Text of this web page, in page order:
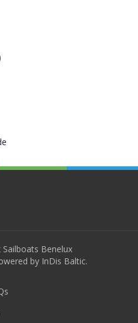
Benelux
by InDis Baltic.